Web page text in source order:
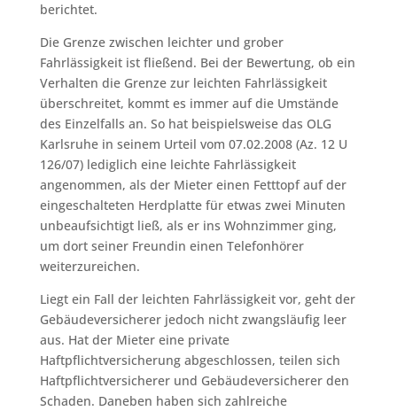
berichtet.
Die Grenze zwischen leichter und grober
Fahrlässigkeit ist fließend. Bei der Bewertung, ob ein
Verhalten die Grenze zur leichten Fahrlässigkeit
überschreitet, kommt es immer auf die Umstände
des Einzelfalls an. So hat beispielsweise das OLG
Karlsruhe in seinem Urteil vom 07.02.2008 (Az. 12 U
126/07) lediglich eine leichte Fahrlässigkeit
angenommen, als der Mieter einen Fetttopf auf der
eingeschalteten Herdplatte für etwas zwei Minuten
unbeaufsichtigt ließ, als er ins Wohnzimmer ging,
um dort seiner Freundin einen Telefonhörer
weiterzureichen.
Liegt ein Fall der leichten Fahrlässigkeit vor, geht der
Gebäudeversicherer jedoch nicht zwangsläufig leer
aus. Hat der Mieter eine private
Haftpflichtversicherung abgeschlossen, teilen sich
Haftpflichtversicherer und Gebäudeversicherer den
Schaden. Daneben haben sich zahlreiche